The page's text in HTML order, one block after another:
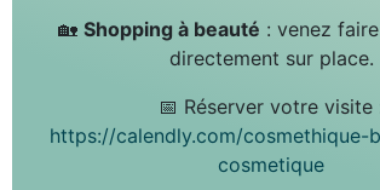
🏡 Shopping à beauté : venez
directement sur place.
📅 Réserver votre visite
https://calendly.com/cosmethique-
cosmetique